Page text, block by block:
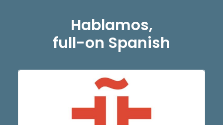
Hablamos,
full-on Spanish